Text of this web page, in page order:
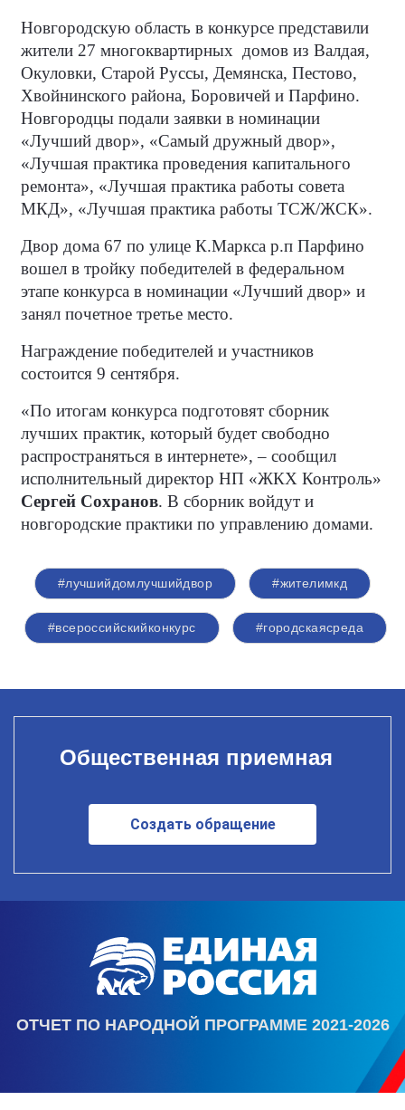
Новгородскую область в конкурсе представили
жители 27 многоквартирных домов из Валдая,
Окуловки, Старой Руссы, Демянска, Пестово,
Хвойнинского района, Боровичей и Парфино.
Новгородцы подали заявки в номинации
«Лучший двор», «Самый дружный двор»,
«Лучшая практика проведения капитального
ремонта», «Лучшая практика работы совета
МКД», «Лучшая практика работы ТСЖ/ЖСК».
Двор дома 67 по улице К.Маркса р.п Парфино
вошел в тройку победителей в федеральном
этапе конкурса в номинации «Лучший двор» и
занял почетное третье место.
Награждение победителей и участников
состоится 9 сентября.
«По итогам конкурса подготовят сборник
лучших практик, который будет свободно
распространяться в интернете», – сообщил
исполнительный директор НП «ЖКХ Контроль»
Сергей Сохранов. В сборник войдут и
новгородские практики по управлению домами.
#лучшийдомлучшийдвор #жителимкд
#всероссийскийконкурс #городскаясреда
Общественная приемная
Создать обращение
ОТЧЕТ ПО НАРОДНОЙ ПРОГРАММЕ 2021-2026